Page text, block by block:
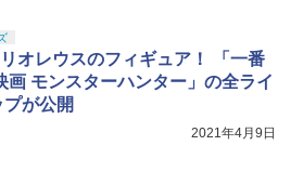
オレウスのフィギュア！ 「一番
画 モンスターハンター」の全ライ
プが公開
2021年4月9日